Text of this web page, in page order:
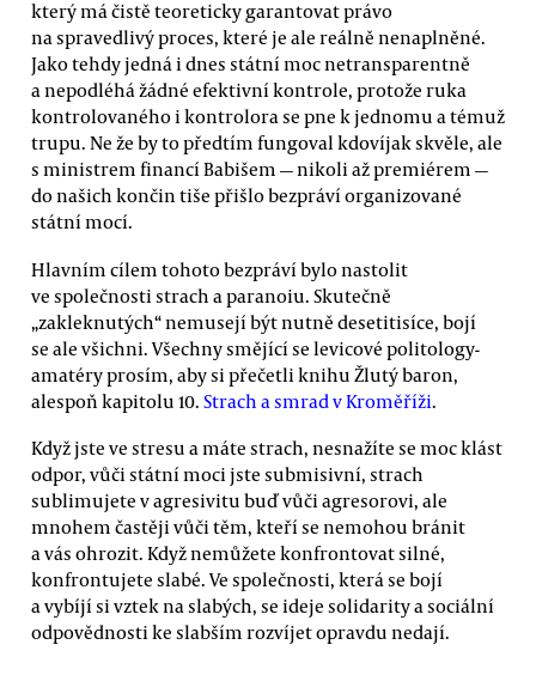
který má čistě teoreticky garantovat právo
na spravedlivý proces, které je ale reálně nenaplněné.
Jako tehdy jedná i dnes státní moc netransparentně
a nepodléhá žádné efektivní kontrole, protože ruka
kontrolovaného i kontrolora se pne k jednomu a témuž
trupu. Ne že by to předtím fungoval kdovíjak skvěle, ale
s ministrem financí Babišem — nikoli až premiérem —
do našich končin tiše přišlo bezpráví organizované
státní mocí.
Hlavním cílem tohoto bezpráví bylo nastolit
ve společnosti strach a paranoiu. Skutečně
„zakleknutých“ nemusejí být nutně desetitisíce, bojí
se ale všichni. Všechny smějící se levicové politology-
amatéry prosím, aby si přečetli knihu Žlutý baron,
alespoň kapitolu 10. Strach a smrad v Kroměříži.
Když jste ve stresu a máte strach, nesnažíte se moc klást
odpor, vůči státní moci jste submisivní, strach
sublimujete v agresivitu buď vůči agresorovi, ale
mnohem častěji vůči těm, kteří se nemohou bránit
a vás ohrozit. Když nemůžete konfrontovat silné,
konfrontujete slabé. Ve společnosti, která se bojí
a vybíjí si vztek na slabých, se ideje solidarity a sociální
odpovědnosti ke slabším rozvíjet opravdu nedají.